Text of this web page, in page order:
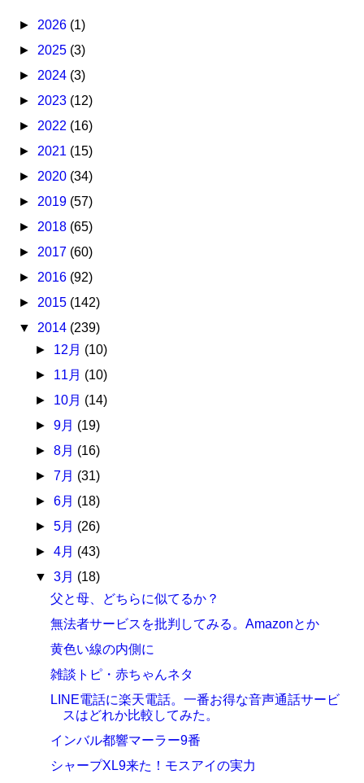
► 2026 (1)
► 2025 (3)
► 2024 (3)
► 2023 (12)
► 2022 (16)
► 2021 (15)
► 2020 (34)
► 2019 (57)
► 2018 (65)
► 2017 (60)
► 2016 (92)
► 2015 (142)
▼ 2014 (239)
► 12月 (10)
► 11月 (10)
► 10月 (14)
► 9月 (19)
► 8月 (16)
► 7月 (31)
► 6月 (18)
► 5月 (26)
► 4月 (43)
▼ 3月 (18)
父と母、どちらに似てるか？
無法者サービスを批判してみる。Amazonとか
黄色い線の内側に
雑談トピ・赤ちゃんネタ
LINE電話に楽天電話。一番お得な音声通話サービ
スはどれか比較してみた。
インバル都響マーラー9番
シャープXL9来た！モスアイの実力